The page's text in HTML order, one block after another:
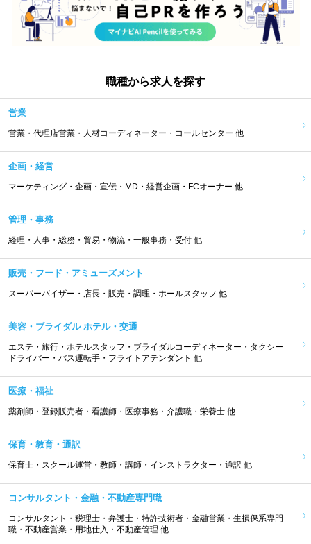
職種から求人を探す
営業
営業・代理店営業・人材コーディネーター・コールセンター 他
企画・経営
マーケティング・企画・宣伝・MD・経営企画・FCオーナー 他
管理・事務
経理・人事・総務・貿易・物流・一般事務・受付 他
販売・フード・アミューズメント
スーパーバイザー・店長・販売・調理・ホールスタッフ 他
美容・ブライダル ホテル・交通
エステ・旅行・ホテルスタッフ・ブライダルコーディネーター・タクシー
ドライバー・バス運転手・フライトアテンダント 他
医療・福祉
薬剤師・登録販売者・看護師・医療事務・介護職・栄養士 他
保育・教育・通訳
保育士・スクール運営・教師・講師・インストラクター・通訳 他
コンサルタント・金融・不動産専門職
コンサルタント・税理士・弁護士・特許技術者・金融営業・生損保系専門
職・不動産営業・用地仕入・不動産管理 他